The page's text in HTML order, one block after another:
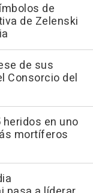
de
de Zelenski
de sus
Consorcio del
en uno
mortíferos